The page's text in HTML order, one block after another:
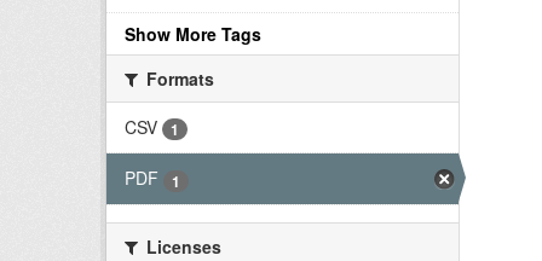
Show More Tags
Formats
CSV
1
PDF 1
Licenses